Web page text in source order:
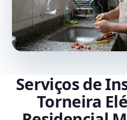
Serviços de
Torneira